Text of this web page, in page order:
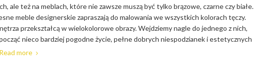
ale też na meblach, które nie zawsze muszą być tylko brązowe, czarne czy białe.
meble designerskie zapraszają do malowania we wszystkich kolorach tęczy.
przekształcą w wielokolorowe obrazy. Wejdziemy nagle do jednego z nich,
nieco bardziej pogodne życie, pełne dobrych niespodzianek i estetycznych
Read more